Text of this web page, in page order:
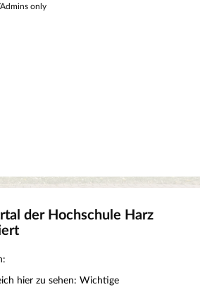
only
der Hochschule Harz
hier zu sehen: Wichtige